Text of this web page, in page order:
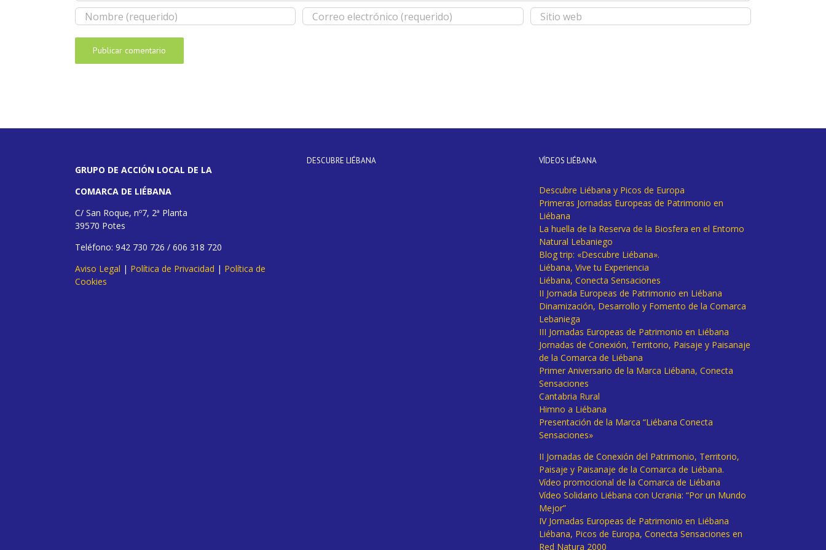
GRUPO DE ACCIÓN LOCAL DE LA
COMARCA DE LIÉBANA
C/ San Roque, nº7, 2ª Planta
39570 Potes
Teléfono: 942 730 726 / 606 318 720
Aviso Legal | Política de Privacidad | Política de
Cookies
DESCUBRE LIÉBANA VÍDEOS LIÉBANA
Descubre Liébana y Picos de Europa
Primeras Jornadas Europeas de Patrimonio en
Liébana
La huella de la Reserva de la Biosfera en el Entorno
Natural Lebaniego
Blog trip: «Descubre Liébana».
Liébana, Vive tu Experiencia
Liébana, Conecta Sensaciones
II Jornada Europeas de Patrimonio en Liébana
Dinamización, Desarrollo y Fomento de la Comarca
Lebaniega
III Jornadas Europeas de Patrimonio en Liébana
Jornadas de Conexión, Territorio, Paisaje y Paisanaje
de la Comarca de Liébana
Primer Aniversario de la Marca Liébana, Conecta
Sensaciones
Cantabria Rural
Himno a Liébana
Presentación de la Marca “Liébana Conecta
Sensaciones»
II Jornadas de Conexión del Patrimonio, Territorio,
Paisaje y Paisanaje de la Comarca de Liébana.
Vídeo promocional de la Comarca de Liébana
Vídeo Solidario Liébana con Ucrania: “Por un Mundo
Mejor”
IV Jornadas Europeas de Patrimonio en Liébana
Liébana, Picos de Europa, Conecta Sensaciones en
Red Natura 2000